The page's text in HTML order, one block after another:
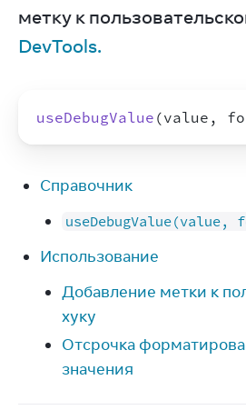
метку к
DevTools.
useDebugValue (value ,
Справочник
useDebugValue(value,
Использование
Добавление метки к
хуку
Отсрочка
значения